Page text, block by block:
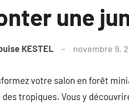
une
KESTEL novembre 9,
votre salon en forêt
des tropiques. Vous y